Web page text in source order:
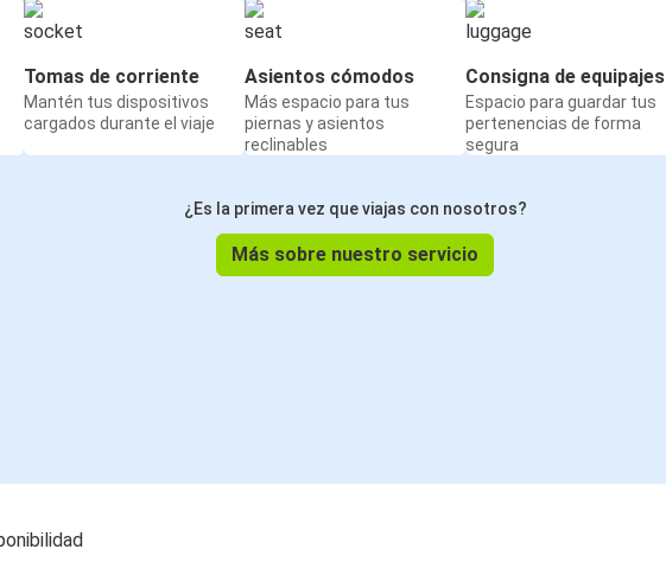
Tomas de corriente
Mantén tus dispositivos
cargados durante el viaje
Asientos cómodos
Más espacio para tus
piernas y asientos
reclinables
Consigna de equipajes
Espacio para guardar tus
pertenencias de forma
segura
¿Es la primera vez que viajas con nosotros?
Más sobre nuestro servicio